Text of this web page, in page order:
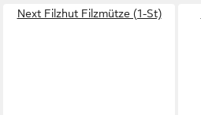
Next Filzhut Filzmütze (1-St)